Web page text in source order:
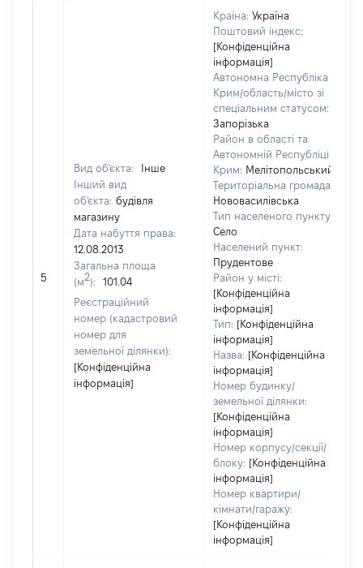
5
Вид об'єкта:
Інше
Інший вид
об'єкта: будівля
магазину
Дата набуття права:
12.08.2013
Загальна площа
(м2):
101.04
Реєстраційний
номер (кадастровий
номер для
земельної ділянки):
[Конфіденційна
інформація]
Країна: Україна
Поштовий індекс:
[Конфіденційна
інформація]
Автономна Республіка
Крим/область/місто зі
спеціальним статусом:
Запорізька
Район в області та
Автономній Республіці
Крим: Мелітопольський
Територіальна громада:
Нововасилівська
Тип населеного пункту:
Село
Населений пункт:
Прудентове
Район у місті:
[Конфіденційна
інформація]
Тип: [Конфіденційна
інформація]
Назва: [Конфіденційна
інформація]
Номер будинку/
земельної ділянки:
[Конфіденційна
інформація]
Номер корпусу/секції/
блоку: [Конфіденційна
інформація]
Номер квартири/
кімнати/гаражу:
[Конфіденційна
інформація]